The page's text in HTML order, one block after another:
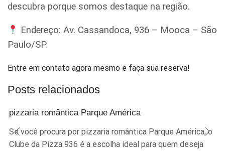
descubra porque somos destaque na região.
Endereço: Av. Cassandoca, 936 – Mooca – São
Paulo/SP.
Entre em contato agora mesmo e faça sua reserva!
Posts relacionados
pizzaria romântica Parque América
Se você procura por pizzaria romântica Parque América, o
Clube da Pizza 936 é a escolha ideal para quem deseja